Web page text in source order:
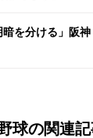
を分ける」阪
球の関連